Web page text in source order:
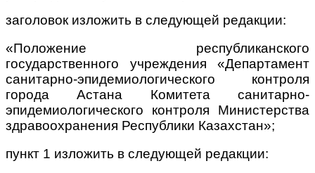
заголовок изложить в следующей редакции:
«Положение республиканского
государственного учреждения «Департамент
санитарно-эпидемиологического контроля
города Астана Комитета санитарно-
эпидемиологического контроля Министерства
здравоохранения Республики Казахстан»;
пункт 1 изложить в следующей редакции: